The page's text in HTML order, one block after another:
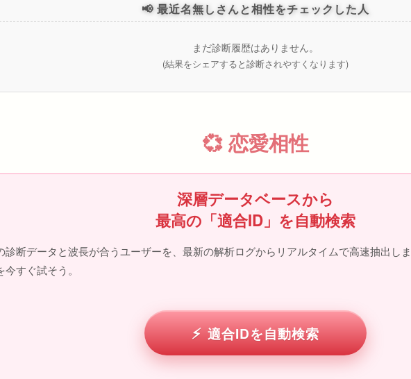
📢 最近名無しさんと相性をチェックした人
まだ診断履歴はありません。
(結果をシェアすると診断されやすくなります)
💞 恋愛相性
深層データベースから
最高の「適合ID」を自動検索
診断データと波長が合うユーザーを、最新の解析ログからリアルタイムで高速抽出し
すぐ試そう。
適合IDを自動検索